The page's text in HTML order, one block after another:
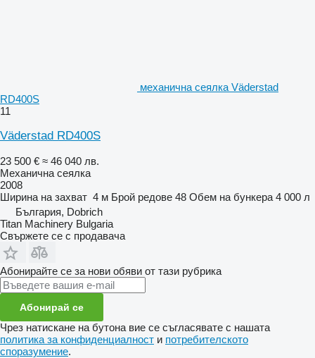
механична сеялка Väderstad
RD400S
11
Väderstad RD400S
23 500 € ≈ 46 040 лв.
Механична сеялка
2008
Ширина на захват 4 м Брой редове 48 Обем на бункера 4 000 л
България, Dobrich
Titan Machinery Bulgaria
Свържете се с продавача
Абонирайте се за нови обяви от тази рубрика
Абонирай се
Чрез натискане на бутона вие се съгласявате с нашата
политика за конфиденциалност и потребителското
споразумение.